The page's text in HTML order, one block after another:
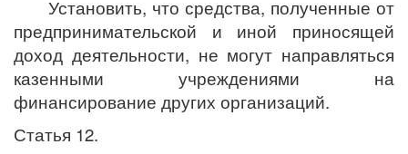
Установить, что средства, полученные от
предпринимательской и иной приносящей
доход деятельности, не могут направляться
казенными учреждениями на
финансирование других организаций.
Статья 12.